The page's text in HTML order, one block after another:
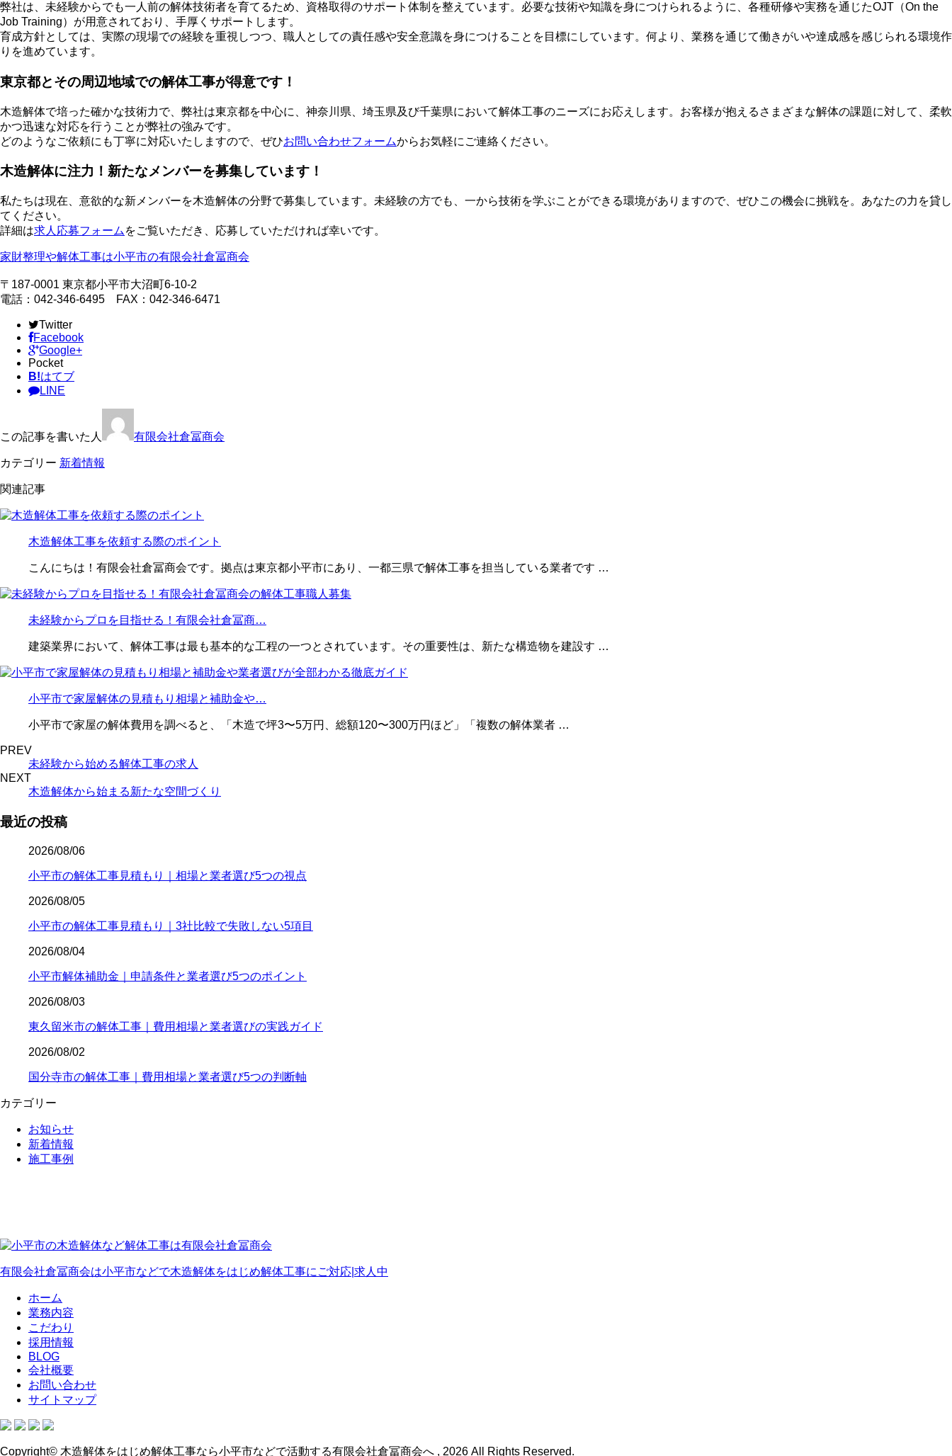
弊社は、未経験からでも一人前の解体技術者を育てるため、資格取得のサポート体制を整えています。必要な技術や知識を身につけられるように、各種研修や実務を通じたOJT（On the
Job Training）が用意されており、手厚くサポートします。
育成方針としては、実際の現場での経験を重視しつつ、職人としての責任感や安全意識を身につけることを目標にしています。何より、業務を通じて働きがいや達成感を感じられる環境作
りを進めています。
東京都とその周辺地域での解体工事が得意です！
木造解体で培った確かな技術力で、弊社は東京都を中心に、神奈川県、埼玉県及び千葉県において解体工事のニーズにお応えします。お客様が抱えるさまざまな解体の課題に対して、柔軟
かつ迅速な対応を行うことが弊社の強みです。
どのようなご依頼にも丁寧に対応いたしますので、ぜひお問い合わせフォームからお気軽にご連絡ください。
木造解体に注力！新たなメンバーを募集しています！
私たちは現在、意欲的な新メンバーを木造解体の分野で募集しています。未経験の方でも、一から技術を学ぶことができる環境がありますので、ぜひこの機会に挑戦を。あなたの力を貸し
てください。
詳細は求人応募フォーム をご覧いただき、応募していただければ幸いです。
家財整理や解体工事は小平市の有限会社倉冨商会
〒187-0001 東京都小平市大沼町6-10-2
電話：042-346-6495 FAX：042-346-6471
Twitter
Facebook
Google+
Pocket
B!はてブ
LINE
この記事を書いた人 有限会社倉冨商会
カテゴリー 新着情報
関連記事
木造解体工事を依頼する際のポイント
こんにちは！有限会社倉冨商会です。拠点は東京都小平市にあり、一都三県で解体工事を担当している業者です …
未経験からプロを目指せる！有限会社倉冨商…
建築業界において、解体工事は最も基本的な工程の一つとされています。その重要性は、新たな構造物を建設す …
小平市で家屋解体の見積もり相場と補助金や…
小平市で家屋の解体費用を調べると、「木造で坪3〜5万円、総額120〜300万円ほど」「複数の解体業者 …
PREV
未経験から始める解体工事の求人
NEXT
木造解体から始まる新たな空間づくり
最近の投稿
2026/08/06
小平市の解体工事見積もり｜相場と業者選び5つの視点
2026/08/05
小平市の解体工事見積もり｜3社比較で失敗しない5項目
2026/08/04
小平市解体補助金｜申請条件と業者選び5つのポイント
2026/08/03
東久留米市の解体工事｜費用相場と業者選びの実践ガイド
2026/08/02
国分寺市の解体工事｜費用相場と業者選び5つの判断軸
カテゴリー
お知らせ
新着情報
施工事例
有限会社倉冨商会は小平市などで木造解体をはじめ解体工事にご対応|求人中
ホーム
業務内容
こだわり
採用情報
BLOG
会社概要
お問い合わせ
サイトマップ
Copyright© 木造解体をはじめ解体工事なら小平市などで活動する有限会社倉冨商会へ , 2026 All Rights Reserved.